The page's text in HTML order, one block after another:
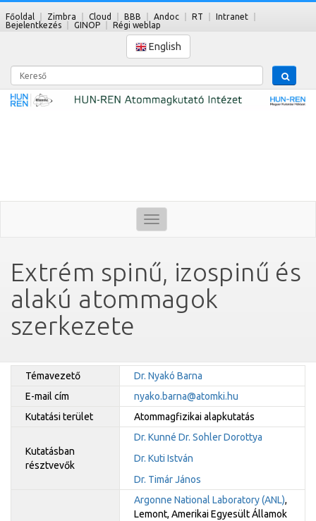
Főoldal Zimbra Cloud BBB Andoc RT
Intranet
Bejelentkezés
GINOP Régi weblap
English
Kereső
Toggle
navigation
Extrém spinű, izospinű és
alakú atommagok
szerkezete
Témavezető
Dr. Nyakó Barna
E-mail cím
nyako.barna@atomki.hu
Kutatási terület
Atommagfizikai alapkutatás
Kutatásban
résztvevők
Dr. Kunné Dr. Sohler Dorottya
Dr. Kuti István
Dr. Timár János
Argonne National Laboratory (ANL),
Lemont, Amerikai Egyesült Államok